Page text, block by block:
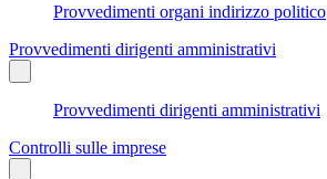
Provvedimenti organi indirizzo politico
Provvedimenti dirigenti amministrativi
Provvedimenti dirigenti amministrativi
Controlli sulle imprese